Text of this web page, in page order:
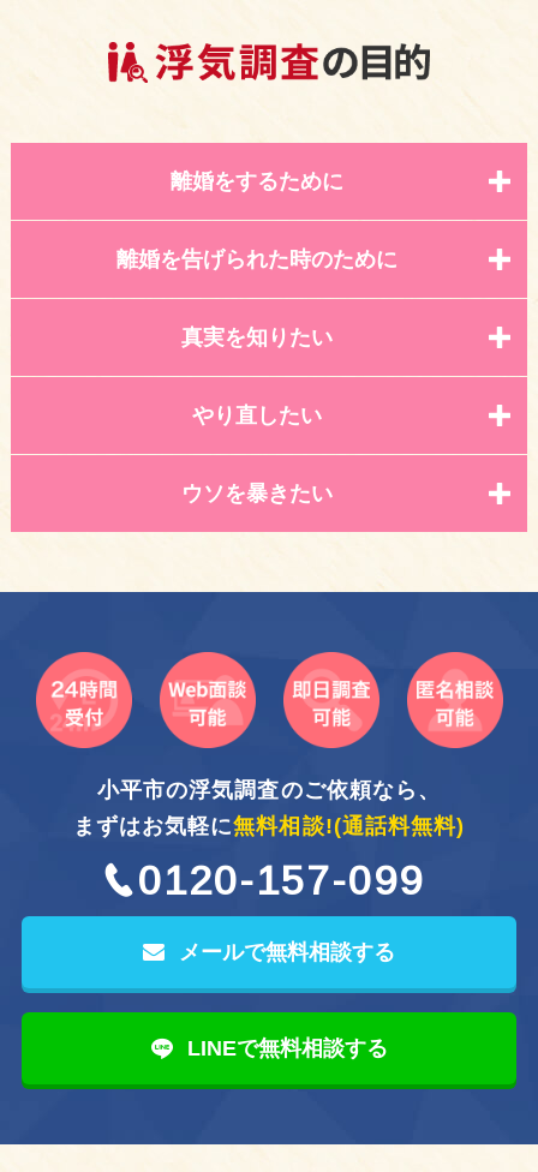
離婚をするために
離婚を告げられた時のために
真実を知りたい
やり直したい
ウソを暴きたい
小平市の浮気調査のご依頼なら、
まずはお気軽に無料相談!(通話料無料)
0120-157-099
メールで無料相談する
LINEで無料相談する